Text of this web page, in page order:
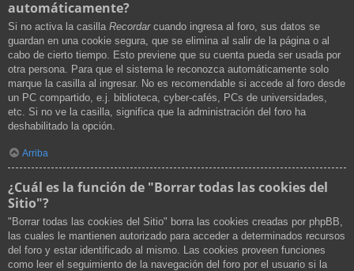
automáticamente?
Si no activa la casilla Recordarcuando ingresa al foro, sus datos se
guardan en una cookie segura, que se elimina al salir de la página o al
cabo de cierto tiempo. Esto previene que su cuenta pueda ser usada por
otra persona. Para que el sistema le reconozca automáticamente solo
marque la casilla al ingresar. No es recomendable si accede al foro desde
un PC compartido, e.j. biblioteca, cyber-cafés, PCs de universidades,
etc. Si no ve la casilla, significa que la administración del foro ha
deshabilitado la opción.
Arriba
¿Cuál es la función de "Borrar todas las cookies del
Sitio"?
"Borrar todas las cookies del Sitio" borra las cookies creadas por phpBB,
las cuales le mantienen autorizado para acceder a determinados recursos
del foro y estar identificado al mismo. Las cookies proveen funciones
como leer el seguimiento de la navegación del foro por el usuario si la